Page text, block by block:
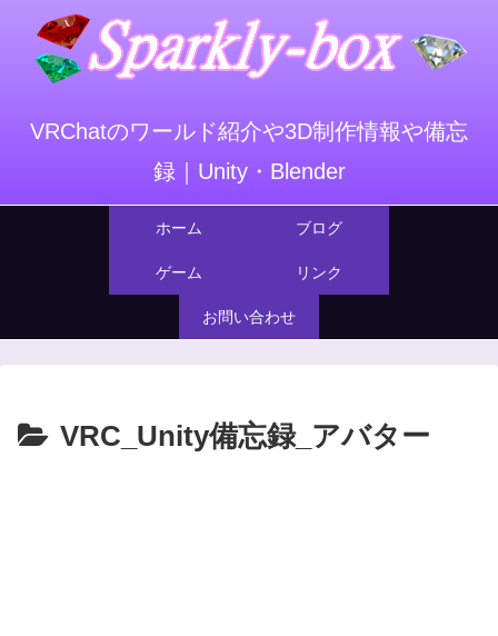
VRChatのワールド紹介や3D制作情報や備忘
録｜Unity・Blender
ホーム ブログ
ゲーム リンク
お問い合わせ
VRC_Unity備忘録_アバター